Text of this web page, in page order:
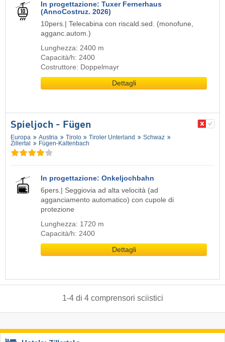
In progettazione: Tuxer Fernerhaus
(AnnoCostruz. 2026)
10pers.| Telecabina con riscald.sed. (monofune,
agganc.autom.)
Lunghezza: 2400 m
Capacità/h: 2400
Costruttore: Doppelmayr
Dettagli
Spieljoch - Fügen
Europa Austria Tirolo Tiroler Unterland
Schwaz
Zillertal
Fügen-Kaltenbach
In progettazione: Onkeljochbahn
6pers.| Seggiovia ad alta velocità (ad
agganciamento automatico) con cupole di
protezione
Lunghezza: 1720 m
Capacità/h: 2400
Dettagli
1-4di 4 comprensori sciistici